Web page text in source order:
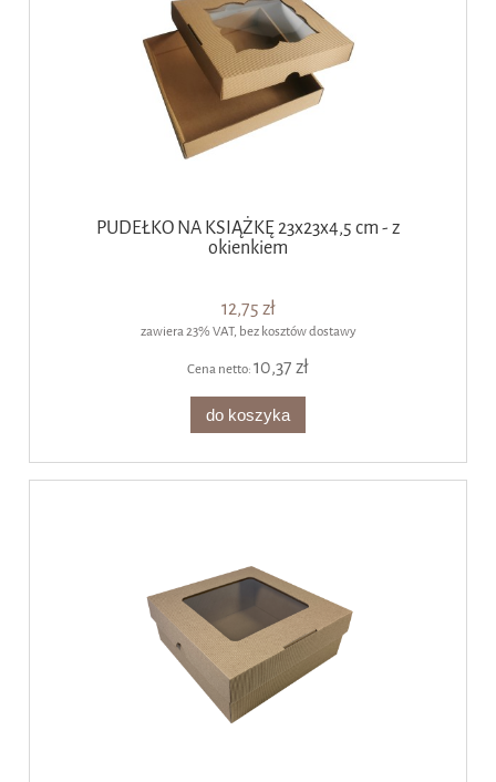
PUDEŁKO NA KSIĄŻKĘ 23x23x4,5 cm - z
okienkiem
12,75 zł
zawiera 23% VAT, bez kosztów dostawy
Cena netto:10,37 zł
do koszyka